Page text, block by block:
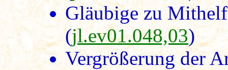
Gläubige zu
(jl.ev01.048,03)
Vergrößerung der